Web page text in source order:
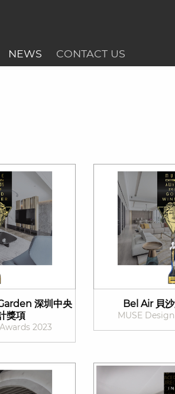
NEWS CONTACT US
深圳中央
獎項
2023
Bel Air 貝
MUSE